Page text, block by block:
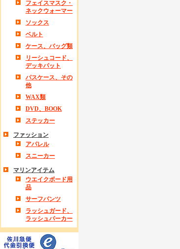
フェイスマスク・
ネックウォーマー
ソックス
ベルト
ケース、バッグ類
リーシュコード、
デッキパット
パスケース、その
他
WAX類
DVD、BOOK
ステッカー
ファッション
アパレル
スニーカー
マリンアイテム
ウエイクボード用
品
サーフパンツ
ラッシュガード、
ラッシュパーカー